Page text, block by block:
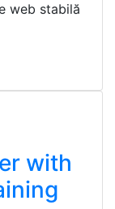
web stabilă
with